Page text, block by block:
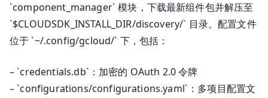
`component_manager` 模块，下载最新组件包并解压至
`$CLOUDSDK_INSTALL_DIR/discovery/` 目录。配置文件
位于 `~/.config/gcloud/` 下，包括：
– `credentials.db`：加密的 OAuth 2.0 令牌
– `configurations/configurations.yaml`：多项目配置文